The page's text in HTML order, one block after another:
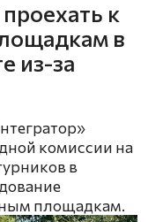
к
в
из-за
комиссии на
в
площадкам.